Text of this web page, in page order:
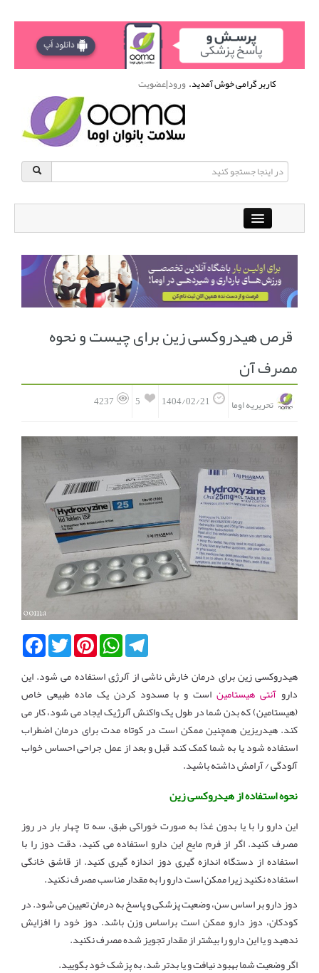
کاربر گرامی خوش آمدید.ورود|عضویت
باشگاه آنلاین ورزشی اوما
دانشنامه سلامت بانوان پرسش و پاسخ
انجمن متخصصین زنان و اوما انتخاب نام کودک
فهرست مواد غذایی
قرص هیدروکسی زین برای چیست و نحوه
مصرف آن
4237 5 1404/02/21 تحریریه اوما
FacebookTwitterPinterestWhatsAppTelegram
هیدروکسی زین برای درمان خارش ناشی از آلرژی استفاده می شود. این
داروآنتی هیستامیناست و با مسدود کردن یک ماده طبیعی خاص
(هیستامین) که بدن شما در طول یک واکنش آلرژیک ایجاد می شود، کار می
کند. هیدریزین همچنین ممکن است در کوتاه مدت برای درمان اضطراب
استفاده شود یا به شما کمک کند قبل و بعد از عمل جراحی احساس خواب
آلودگی / آرامش داشته باشید.
نحوه استفاده از هیدروکسی زین
این دارو را با یا بدون غذا به صورت خوراکی طبق، سه تا چهار بار در روز
مصرف کنید. اگر از فرم مایع این دارو استفاده می کنید، دقت دوز را با
استفاده از دستگاه اندازه گیری دوز اندازه گیری کنید. از قاشق خانگی
استفاده نکنید زیرا ممکن است دارو را به مقدار مناسب مصرف نکنید.
دوز دارو بر اساس سن، وضعیت پزشکی و پاسخ به درمان تعیین می شود. در
کودکان، دوز دارو ممکن است براساس وزن باشد. دوز خود را افزایش
ندهید و یا این دارو را بیشتر از مقدار تجویز شده مصرف نکنید.
اگر وضعیت شما بهبود نیافت و یا بدتر شد، به پزشک خود بگویید.